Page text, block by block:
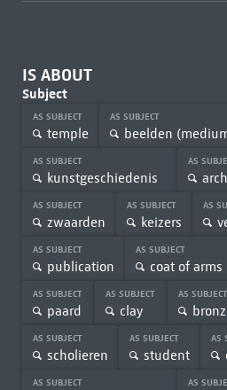
IS ABOUT
Subject
AS SUBJECT
temple
AS SUBJECT
beelden
AS SUBJECT
kunstgeschiedenis
AS
AS SUBJECT
zwaarden
AS SUBJECT
keizers
AS
AS SUBJECT
publication
AS SUBJECT
coat of arms
AS SUBJECT
paard
AS SUBJECT
clay
AS SUBJECT
AS SUBJECT
scholieren
AS SUBJECT
student
AS
AS SUBJECT AS